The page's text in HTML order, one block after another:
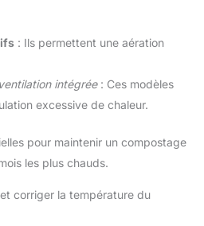
: Ils permettent une aération
intégrée: Ces modèles
excessive de chaleur.
pour maintenir un compostage
les plus chauds.
corriger la température du